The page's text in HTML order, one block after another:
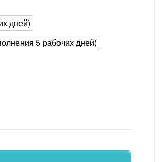
дней)
5 рабочих дней)